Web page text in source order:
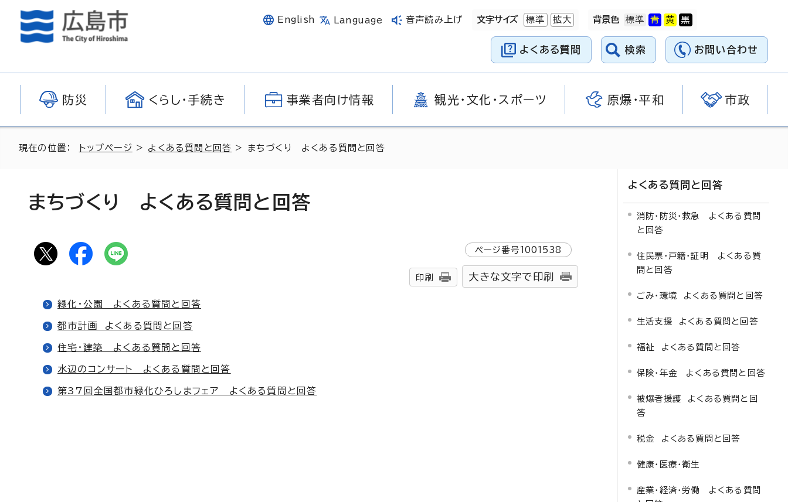
English Language 音声読み上げ 文字サイズ 標準 拡大 背景色
よくある質問 検索 お問い合わせ
防災 くらし・手続き 事業者向け情報 観光・文化・スポーツ 原爆・平和 市政
現在の位置： トップページ > よくある質問と回答 > まちづくり よくある質問と回答
まちづくり よくある質問と回答
ページ番号1001538
印刷 大きな文字で印刷
緑化・公園 よくある質問と回答
都市計画 よくある質問と回答
住宅・建築 よくある質問と回答
水辺のコンサート よくある質問と回答
第37回全国都市緑化ひろしまフェア よくある質問と回答
よくある質問と回答
消防・防災・救急 よくある質問
と回答
住民票・戸籍・証明 よくある質
問と回答
ごみ・環境 よくある質問と回答
生活支援 よくある質問と回答
福祉 よくある質問と回答
保険・年金 よくある質問と回答
被爆者援護 よくある質問と回
答
税金 よくある質問と回答
健康・医療・衛生
産業・経済・労働 よくある質問